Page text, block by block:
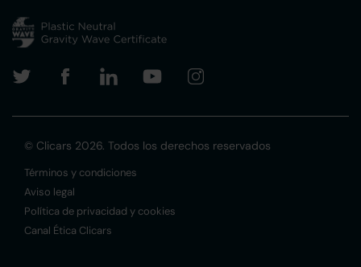
© Clicars 2026. Todos los derechos reservados
Términos y condiciones
Aviso legal
Política de privacidad y cookies
Canal Ética Clicars